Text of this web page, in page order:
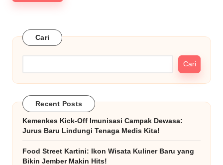
Cari
Cari
Recent Posts
Kemenkes Kick-Off Imunisasi Campak Dewasa:
Jurus Baru Lindungi Tenaga Medis Kita!
Food Street Kartini: Ikon Wisata Kuliner Baru yang
Bikin Jember Makin Hits!